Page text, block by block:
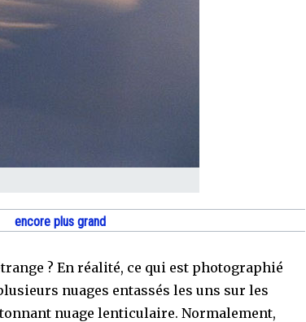
encore plus grand
? En réalité, ce qui est photographié
nuages entassés les uns sur les
nuage lenticulaire. Normalement,